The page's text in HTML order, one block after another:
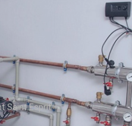
Saint Esprit